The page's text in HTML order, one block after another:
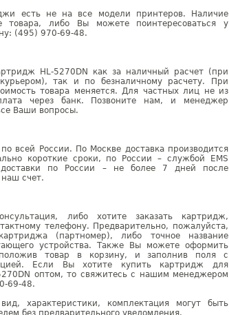
есть не на все модели принтеров. Наличие
товара, либо Вы можете поинтересоваться у
(495) 970-69-48.
HL-5270DN как за наличный расчет (при
так и по безналичному расчету. При
товара меняется. Для частных лиц не из
через банк. Позвоните нам, и менеджер
Ваши вопросы.
всей России. По Москве доставка производится
короткие сроки, по России – службой EMS
по России – не более 7 дней после
наш счет.
либо хотите заказать картридж,
телефону. Предварительно, пожалуйста,
(партномер), либо точное название
устройства. Также Вы можете оформить
товар в корзину, и заполнив поля с
Если Вы хотите купить картридж для
оптом, то свяжитесь с нашим менеджером
69-48.
характеристики, комплектация могут быть
без предварительного уведомления.